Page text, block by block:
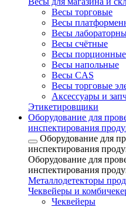
Весы торговые
Весы
Весы
Весы счётные
Весы порционные
Весы напольные
Весы CAS
Весы торговые
Аксессуары и
Этикетировщики
Оборудование для
инспектирования
Оборудование для
инспектирования
Оборудование для
инспектирования
Металлодетекторы
Чеквейеры и
Чеквейеры